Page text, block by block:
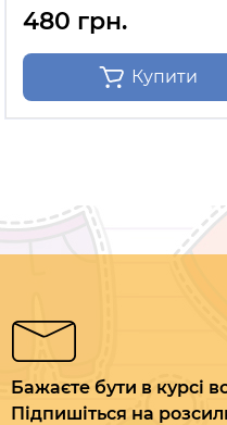
480 грн.
Купити
Бажаєте бути в курсі
Підпишіться на